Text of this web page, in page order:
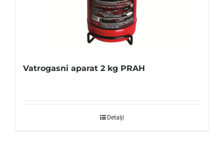
Vatrogasni aparat 2 kg PRAH
Detalji